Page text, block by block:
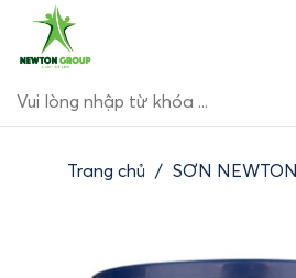
dung
Trang chủ / SƠN NEWTON